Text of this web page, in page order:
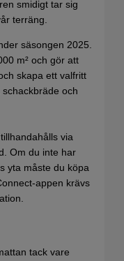
smidigt tar sig
terräng.
säsongen 2025.
m² och gör att
skapa ett valfritt
och
via
Om du inte har
yta måste du köpa
appen krävs
tack vare